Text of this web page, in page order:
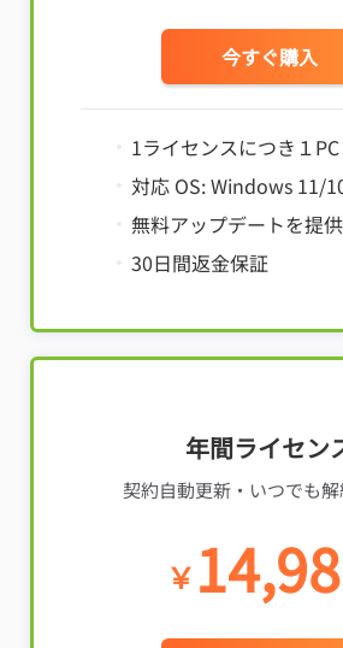
今すぐ購入
1ライセンスにつき１PC
対応 OS: Windows 11/
無料アップデートを提供
30日間返金保証
年間ライセン
契約自動更新・いつでも
￥